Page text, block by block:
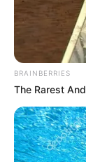
BRAINBERRIES
The Rarest